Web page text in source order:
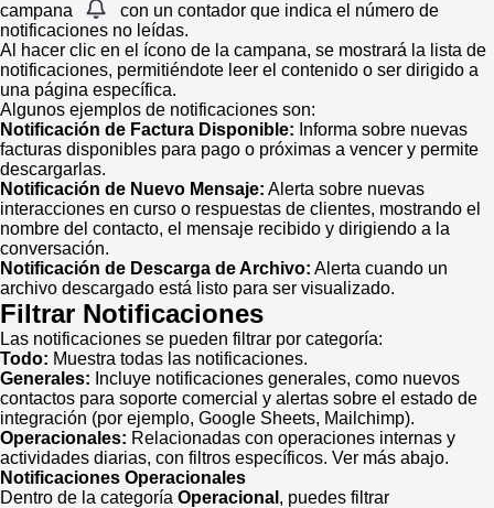
campana
con un contador que indica el número de
notificaciones no leídas.
Al hacer clic en el ícono de la campana, se mostrará la lista de
notificaciones, permitiéndote leer el contenido o ser dirigido a
una página específica.
Algunos ejemplos de notificaciones son:
Notificación de Factura Disponible: Informa sobre nuevas
facturas disponibles para pago o próximas a vencer y permite
descargarlas.
Notificación de Nuevo Mensaje: Alerta sobre nuevas
interacciones en curso o respuestas de clientes, mostrando el
nombre del contacto, el mensaje recibido y dirigiendo a la
conversación.
Notificación de Descarga de Archivo: Alerta cuando un
archivo descargado está listo para ser visualizado.
Filtrar Notificaciones
Las notificaciones se pueden filtrar por categoría:
Todo: Muestra todas las notificaciones.
Generales: Incluye notificaciones generales, como nuevos
contactos para soporte comercial y alertas sobre el estado de
integración (por ejemplo, Google Sheets, Mailchimp).
Operacionales: Relacionadas con operaciones internas y
actividades diarias, con filtros específicos. Ver más abajo.
Notificaciones Operacionales
Dentro de la categoría Operacional , puedes filtrar